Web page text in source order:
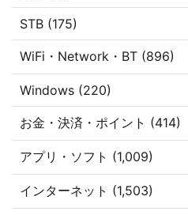
STB (175)
WiFi・Network・BT (896)
Windows (220)
お金・決済・ポイント (414)
アプリ・ソフト (1,009)
インターネット (1,503)